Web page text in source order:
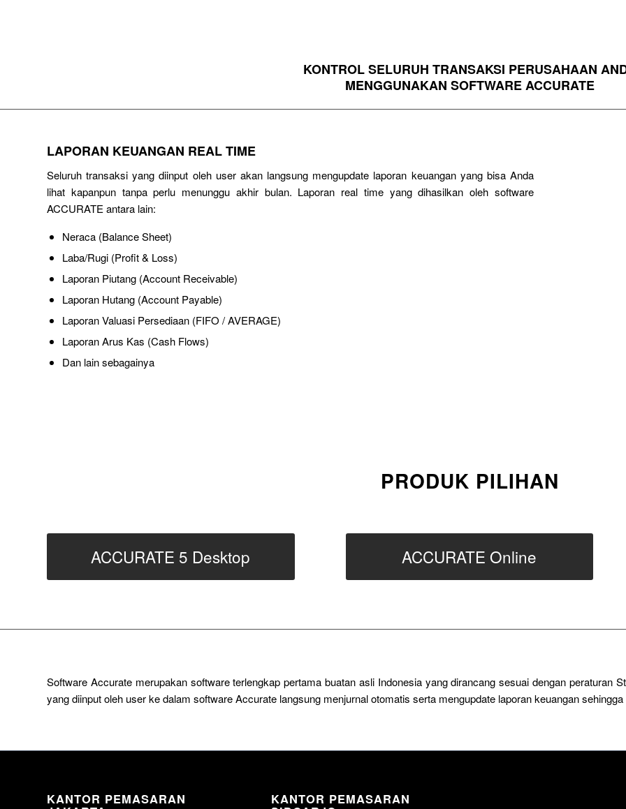
KONTROL SELURUH TRANSAKSI PERUSAHAAN
MENGGUNAKAN SOFTWARE ACCURATE
LAPORAN KEUANGAN REAL TIME
Seluruh transaksi yang diinput oleh user akan langsung mengupdate laporan keuangan yang bisa Anda
lihat kapanpun tanpa perlu menunggu akhir bulan. Laporan real time yang dihasilkan oleh software
ACCURATE antara lain:
Neraca (Balance Sheet)
Laba/Rugi (Profit & Loss)
Laporan Piutang (Account Receivable)
Laporan Hutang (Account Payable)
Laporan Valuasi Persediaan (FIFO / AVERAGE)
Laporan Arus Kas (Cash Flows)
Dan lain sebagainya
PRODUK PILIHAN
ACCURATE 5 Desktop ACCURATE Online
Software Accurate merupakan software terlengkap pertama buatan asli Indonesia yang dirancang sesuai dengan peraturan
yang diinput oleh user ke dalam software Accurate langsung menjurnal otomatis serta mengupdate laporan keuangan
KANTOR PEMASARAN KANTOR PEMASARAN